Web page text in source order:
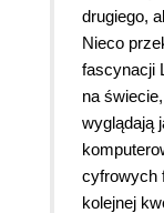
drugiego,
Nieco
fascynacji
na
wyglądają
cyfrowych
kolejnej